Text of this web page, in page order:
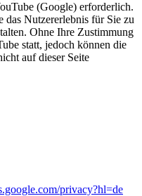
(Google) erforderlich.
das Nutzererlebnis für Sie zu
Ohne Ihre Zustimmung
statt, jedoch können die
auf dieser Seite
privacy?hl=de